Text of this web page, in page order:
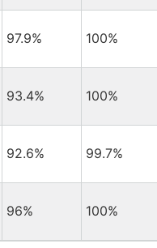
97.9% 100%
93.4% 100%
92.6% 99.7%
96% 100%